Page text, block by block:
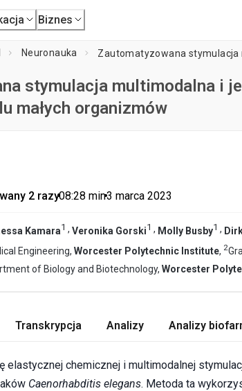
Biznes
Neuronauka
stymulacja multimodalna i
małych organizmów
2 razy•08:28 min•3 marca 2023
Kamara1 , Veronika Gorski1 , Molly Busby1 ,
Engineering, Worcester Polytechnic Institute, 2
of Biology and Biotechnology, Worcester
Transkrypcja Analizy Analizy
elastycznej chemicznej i multimodalnej
Caenorhabditis elegans. Metoda ta